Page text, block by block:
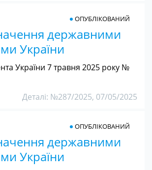
державними
України
ОПУБЛІКОВАНИЙ
України 7 травня 2025 року №
Деталі: №287/2025, 07/05/2025
державними
України
ОПУБЛІКОВАНИЙ